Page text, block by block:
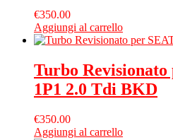
€350.00
Aggiungi al carrello
Turbo Revisionato
1P1 2.0 Tdi BKD
€350.00
Aggiungi al carrello